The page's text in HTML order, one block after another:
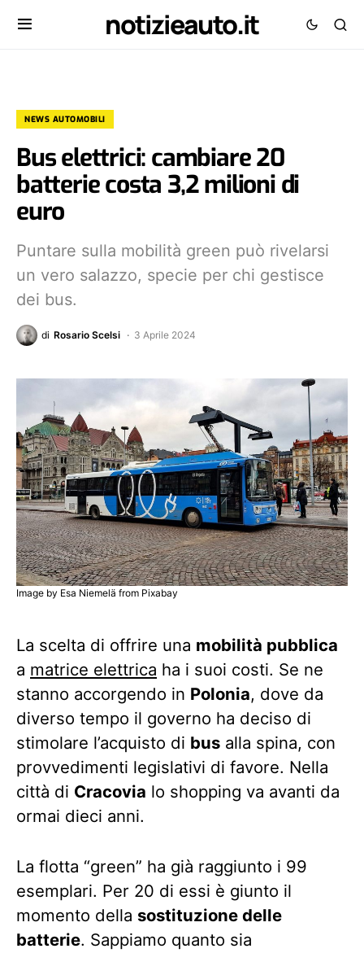
notizieauto.it
NEWS AUTOMOBILI
Bus elettrici: cambiare 20
batterie costa 3,2 milioni di
euro
Puntare sulla mobilità green può rivelarsi
un vero salazzo, specie per chi gestisce
dei bus.
di Rosario Scelsi 3 Aprile 2024
Image by Esa Niemelä from Pixabay
La scelta di offrire una mobilità pubblica
a matrice elettrica ha i suoi costi. Se ne
stanno accorgendo in Polonia, dove da
diverso tempo il governo ha deciso di
stimolare l’acquisto di bus alla spina, con
provvedimenti legislativi di favore. Nella
città di Cracovia lo shopping va avanti da
ormai dieci anni.
La flotta “green” ha già raggiunto i 99
esemplari. Per 20 di essi è giunto il
momento della sostituzione delle
batterie. Sappiamo quanto sia